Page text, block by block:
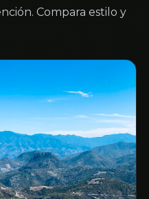
Compara estilo y